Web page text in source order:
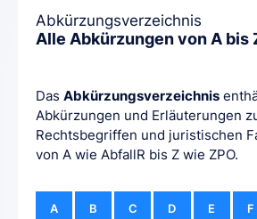
Abkürzungsverzeichnis
Alle Abkürzungen von A bis
Das Abkürzungsverzeichnis
Abkürzungen und Erläuterungen
Rechtsbegriffen und juristischen
von A wie AbfallR bis Z wie ZPO.
A B C D E F